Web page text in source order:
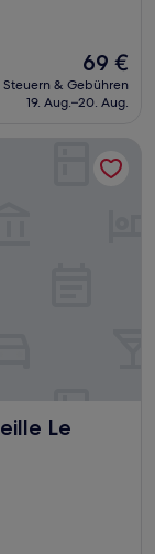
Der
Preis
beträgt
69 €
Steuern & Gebühren
19. Aug.–20. Aug.
Le